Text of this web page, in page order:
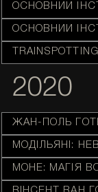
ОСНОВНИЙ
ОСНОВНИЙ
TRAINSPOTTING
2020
ЖАН-ПОЛЬ
МОДІЛЬЯНІ:
МОНЕ: МАГІЯ